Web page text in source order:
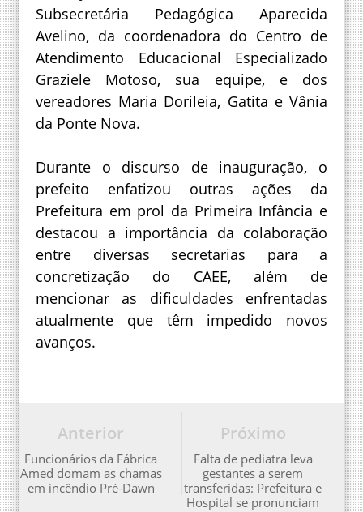
Subsecretária Pedagógica Aparecida
Avelino, da coordenadora do Centro de
Atendimento Educacional Especializado
Graziele Motoso, sua equipe, e dos
vereadores Maria Dorileia, Gatita e Vânia
da Ponte Nova.
Durante o discurso de inauguração, o
prefeito enfatizou outras ações da
Prefeitura em prol da Primeira Infância e
destacou a importância da colaboração
entre diversas secretarias para a
concretização do CAEE, além de
mencionar as dificuldades enfrentadas
atualmente que têm impedido novos
avanços.
Próximo
Falta de pediatra leva
gestantes a serem
transferidas: Prefeitura e
Hospital se pronunciam
Anterior
Funcionários da Fábrica
Amed domam as chamas
em incêndio Pré-Dawn